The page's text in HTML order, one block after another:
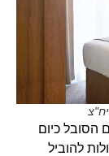
כיום
להוביל